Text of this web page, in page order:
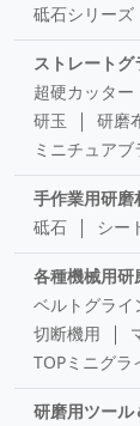
砥石シリーズ
ストレート
超硬カッター
研玉
研磨
ミニチュアブ
手作業用研磨
砥石
シー
各種機械用研
ベルトグライ
切断機用
TOPミニグラ
研磨用ツール